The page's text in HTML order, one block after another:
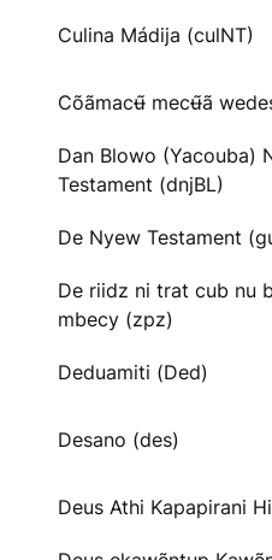
Culina Mádija (culNT)
Cõãmacʉ̃ mecʉ̃ã
Dan Blowo (Yacouba)
Testament (dnjBL)
De Nyew Testament
De riidz ni trat cub nu
mbecy (zpz)
Deduamiti (Ded)
Desano (des)
Deus Athi Kapapirani